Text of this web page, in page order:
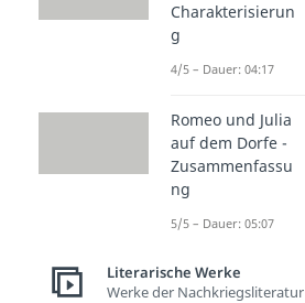
Charakterisierun
g
4/5 – Dauer: 04:17
Romeo und Julia
auf dem Dorfe -
Zusammenfassu
ng
5/5 – Dauer: 05:07
Literarische Werke
Werke der Nachkriegsliteratur